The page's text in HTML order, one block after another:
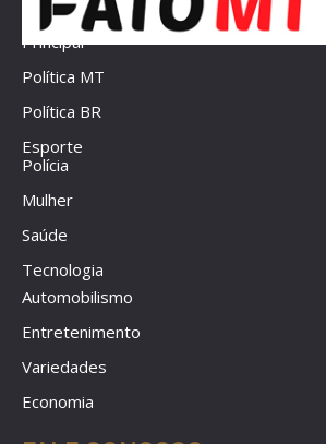
Principal
Política MT
Política BR
Esporte
Polícia
Mulher
Saúde
Tecnologia
Automobilismo
Entretenimento
Variedades
Economia